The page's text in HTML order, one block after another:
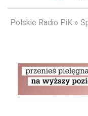
Polskie Radio PiK